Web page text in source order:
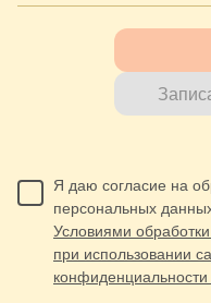
Я даю согласие на
персональных
Условиями
при использовании